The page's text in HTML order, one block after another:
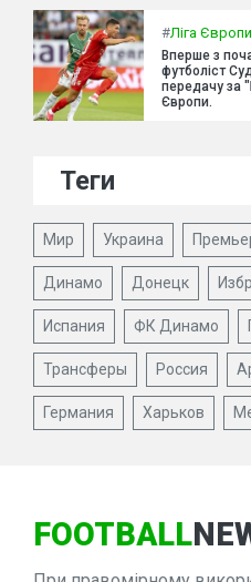
#Ліга
Вперше з
футболіст
передачу за
Європи.
Теги
Мир Украина
Динамо Донецк
Испания ФК Динамо
Трансферы Россия
Германия Харьков
FOOTBALL